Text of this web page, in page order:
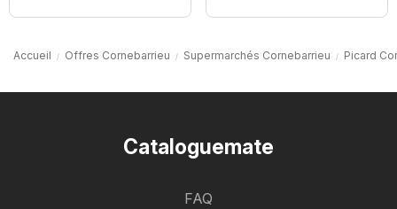
Accueil Offres Cornebarrieu Supermarchés Cornebarrieu Picard
Cataloguemate
FAQ